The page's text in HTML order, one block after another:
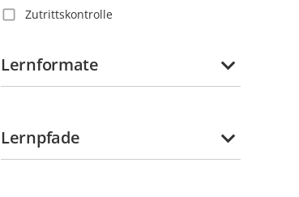
Guatemala
Haiti
Indien
Zutrittskontrolle
Lernformate
Lernpfade